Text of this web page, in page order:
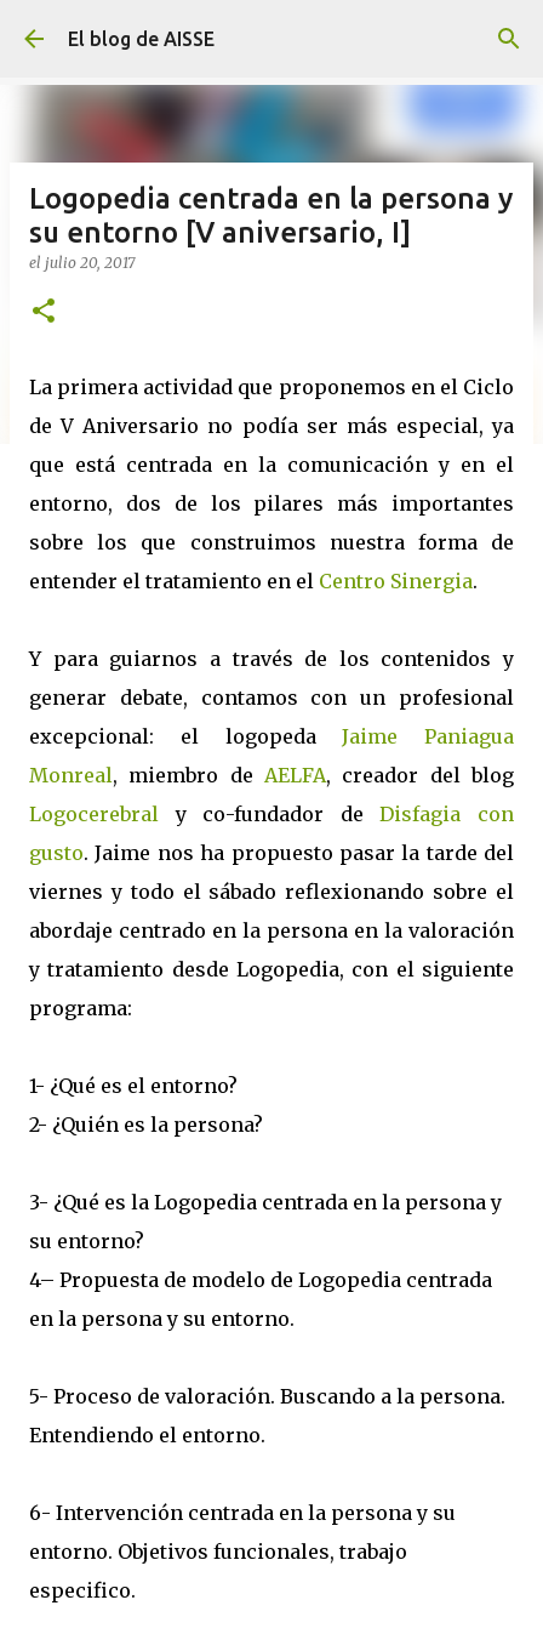
Ir al contenido principal
El blog de AISSE
Logopedia centrada en la persona y
su entorno [V aniversario, I]
el julio 20, 2017
La primera actividad que proponemos en el Ciclo
de V Aniversario no podía ser más especial, ya
que está centrada en la comunicación y en el
entorno, dos de los pilares más importantes
sobre los que construimos nuestra forma de
entender el tratamiento en el Centro Sinergia.
Y para guiarnos a través de los contenidos y
generar debate, contamos con un profesional
excepcional: el logopedaJaime Paniagua
Monreal, miembro de AELFA, creador del blog
Logocerebral y co-fundador deDisfagia con
gusto. Jaime nos ha propuesto pasar la tarde del
viernes y todo el sábado reflexionando sobre el
abordaje centrado en la persona en la valoración
y tratamiento desde Logopedia, con el siguiente
programa:
1- ¿Qué es el entorno?
2- ¿Quién es la persona?
3- ¿Qué es la Logopedia centrada en la persona y
su entorno?
4– Propuesta de modelo de Logopedia centrada
en la persona y su entorno.
5- Proceso de valoración. Buscando a la persona.
Entendiendo el entorno.
6- Intervención centrada en la persona y su
entorno. Objetivos funcionales, trabajo
especifico.